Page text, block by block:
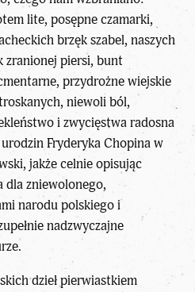
lite, posępne czamarki,
brzęk szabel, naszych
zranionej piersi, bunt
przydrożne wiejskie
niewoli ból,
i zwycięstwa radosna
Fryderyka Chopina w
jakże celnie opisując
dla zniewolonego,
narodu polskiego i
nadzwyczajne
dzieł pierwiastkiem